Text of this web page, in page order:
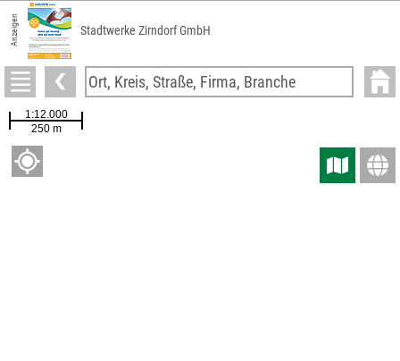
Anzeigen Stadtwerke Zirndorf GmbH